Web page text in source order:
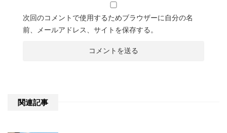
次回のコメントで使用するためブラウザーに自分の名
前、メールアドレス、サイトを保存する。
関連記事